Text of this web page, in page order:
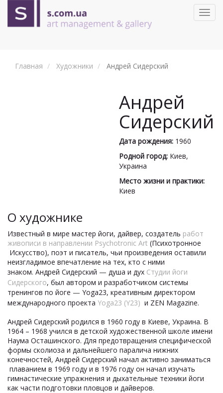
Главная Художники Андрей Сидерский
Андрей
Сидерский
Дата рождения: 1960
Родной город: Киев,
Украина
Место жизни и практики:
Киев
О художнике
Известный в мире мастер йоги, дайвер, создатель работ
живописи в направлении Psychotronic Art (Психотронное
Искусство), поэт и писатель, чьи произведения оставили
неизгладимое впечатление на тех, кто с ними
знаком. Андрей Сидерский — душа и дух Студии йоги
Сидерского, был автором и разработчиком системы
тренингов по йоге — Yoga23, креативным директором
международного проекта Yoga23 (Y23) и ZEN Magazine.
Андрей Сидерский родился в 1960 году в Киеве, Украина. В
1964 – 1968 учился в детской художественной школе имени
Наума Осташинского. Для предотвращения специфической
формы сколиоза и дальнейшего паралича нижних
конечностей, Андрей Сидерский начал активно заниматься
плаванием в 1969 году и в 1976 году он начал изучать
гимнастические упражнения и дыхательные техники йоги
как части подготовки пловцов и дайверов.